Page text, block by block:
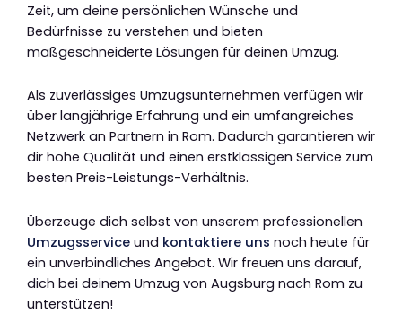
Zeit, um deine persönlichen Wünsche und
Bedürfnisse zu verstehen und bieten
maßgeschneiderte Lösungen für deinen Umzug.
Als zuverlässiges Umzugsunternehmen verfügen wir
über langjährige Erfahrung und ein umfangreiches
Netzwerk an Partnern in Rom. Dadurch garantieren wir
dir hohe Qualität und einen erstklassigen Service zum
besten Preis-Leistungs-Verhältnis.
Überzeuge dich selbst von unserem professionellen
Umzugsservice und kontaktiere uns noch heute für
ein unverbindliches Angebot. Wir freuen uns darauf,
dich bei deinem Umzug von Augsburg nach Rom zu
unterstützen!